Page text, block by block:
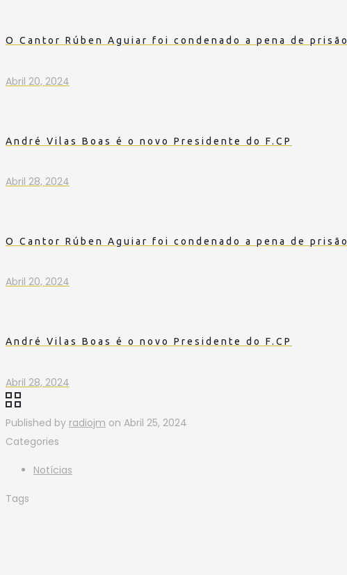
O Cantor Rúben Aguiar foi condenado a pena de prisão
Abril 20, 2024
André Vilas Boas é o novo Presidente do F.CP
Abril 28, 2024
O Cantor Rúben Aguiar foi condenado a pena de prisão
Abril 20, 2024
André Vilas Boas é o novo Presidente do F.CP
Abril 28, 2024
Published by radiojm on Abril 25, 2024
Categories
Notícias
Tags